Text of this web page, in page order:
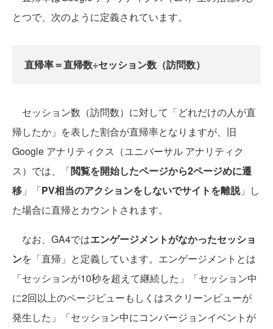
とつで、次のように定義されています。
直帰率＝直帰数÷セッション数（訪問数）
セッション数（訪問数）に対して「どれだけの人が直
帰したか」を表した割合が直帰率となりますが、旧
Google アナリティクス（ユニバーサル アナリティク
ス）では、「閲覧を開始したページから2ページめに遷
移 」「PV相当のアクションをしないでサイトを離脱」し
た場合に直帰とカウントされます。
なお、GA4ではエンゲージメントがなかったセッショ
ンを「直帰」と定義しています。エンゲージメントとは
「セッションが10秒を超えて継続した」「セッション中
に2回以上のページビューもしくはスクリーンビューが
発生した」「セッション中にコンバージョンイベントが